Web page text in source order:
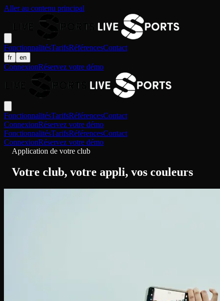
Aller au contenu principal
FonctionnalitésTarifsRéférencesContact
fr en
ConnexionRéservez votre démo
FonctionnalitésTarifsRéférencesContact
ConnexionRéservez votre démo
FonctionnalitésTarifsRéférencesContact
ConnexionRéservez votre démo
Application de votre club
Votre club, votre appli, vos couleurs